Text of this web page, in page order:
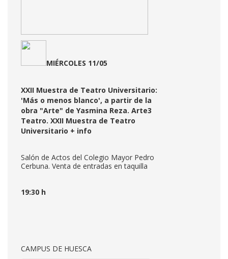
MIÉRCOLES 11/05
XXII Muestra de Teatro Universitario:
'Más o menos blanco', a partir de la
obra "Arte" de Yasmina Reza. Arte3
Teatro. XXII Muestra de Teatro
Universitario + info
Salón de Actos del Colegio Mayor Pedro
Cerbuna. Venta de entradas en taquilla
19:30 h
CAMPUS DE HUESCA